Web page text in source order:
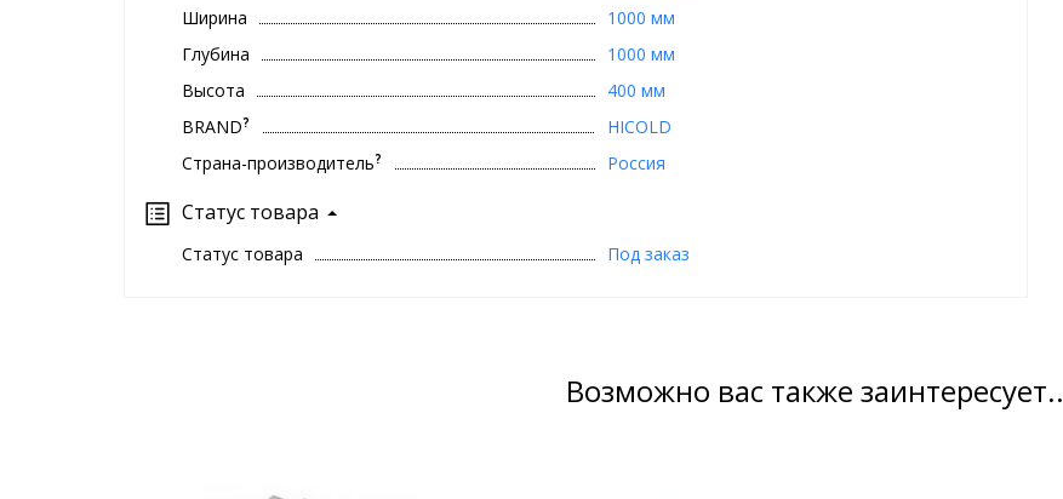
Ширина
1000 мм
Глубина
1000 мм
Высота
400 мм
BRAND?
HICOLD
Страна-производитель? Россия
Статус товара
Статус товара Под заказ
Возможно вас также заинтересует..